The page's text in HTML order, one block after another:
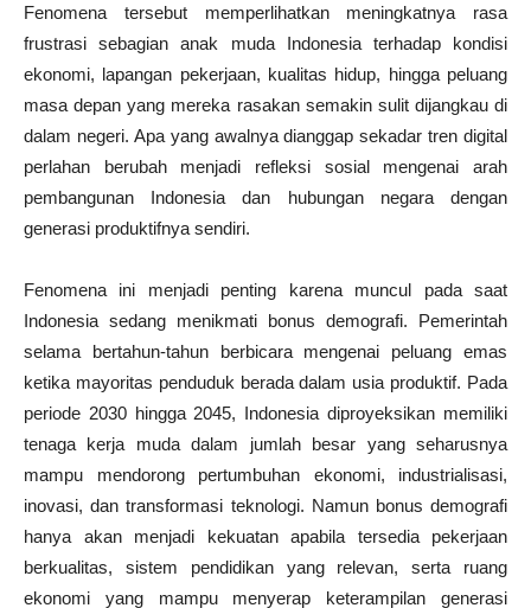
Fenomena tersebut memperlihatkan meningkatnya rasa
frustrasi sebagian anak muda Indonesia terhadap kondisi
ekonomi, lapangan pekerjaan, kualitas hidup, hingga peluang
masa depan yang mereka rasakan semakin sulit dijangkau di
dalam negeri. Apa yang awalnya dianggap sekadar tren digital
perlahan berubah menjadi refleksi sosial mengenai arah
pembangunan Indonesia dan hubungan negara dengan
generasi produktifnya sendiri.
Fenomena ini menjadi penting karena muncul pada saat
Indonesia sedang menikmati bonus demografi. Pemerintah
selama bertahun-tahun berbicara mengenai peluang emas
ketika mayoritas penduduk berada dalam usia produktif. Pada
periode 2030 hingga 2045, Indonesia diproyeksikan memiliki
tenaga kerja muda dalam jumlah besar yang seharusnya
mampu mendorong pertumbuhan ekonomi, industrialisasi,
inovasi, dan transformasi teknologi. Namun bonus demografi
hanya akan menjadi kekuatan apabila tersedia pekerjaan
berkualitas, sistem pendidikan yang relevan, serta ruang
ekonomi yang mampu menyerap keterampilan generasi